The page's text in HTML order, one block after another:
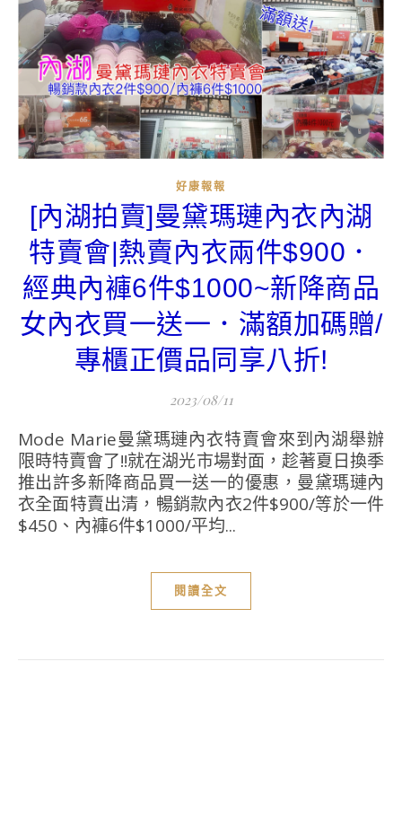
好康報報
[內湖拍賣]曼黛瑪璉內衣內湖
特賣會|熱賣內衣兩件$900．
經典內褲6件$1000~新降商品
女內衣買一送一．滿額加碼贈/
專櫃正價品同享八折!
2023/08/11
Mode Marie曼黛瑪璉內衣特賣會來到內湖舉辦
限時特賣會了!!就在湖光市場對面，趁著夏日換季
推出許多新降商品買一送一的優惠，曼黛瑪璉內
衣全面特賣出清，暢銷款內衣2件$900/等於一件
$450、內褲6件$1000/平均...
閱讀全文